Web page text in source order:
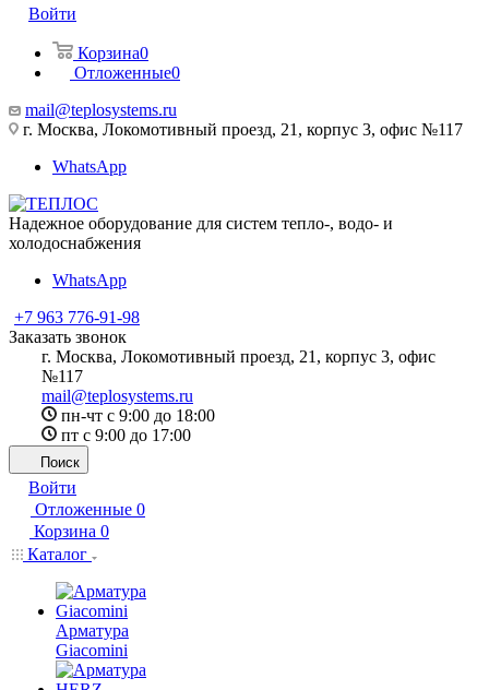
Войти
Корзина0
Отложенные0
mail@teplosystems.ru
г. Москва, Локомотивный проезд, 21, корпус 3, офис №117
WhatsApp
Надежное оборудование для систем тепло-, водо- и
холодоснабжения
WhatsApp
+7 963 776-91-98
Заказать звонок
г. Москва, Локомотивный проезд, 21, корпус 3, офис
№117
mail@teplosystems.ru
пн-чт с 9:00 до 18:00
пт с 9:00 до 17:00
Поиск
Войти
Отложенные 0
Корзина 0
Каталог
Арматура
Giacomini